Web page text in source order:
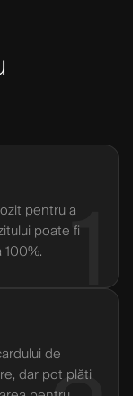
1
pentru a
poate fi
100%.
de
dar pot plăti